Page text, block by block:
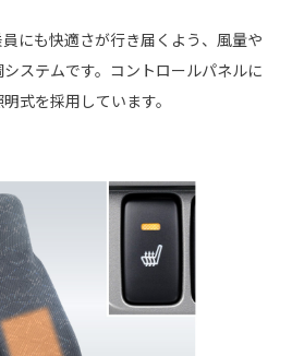
にも快適さが行き届くよう、風量や
ステムです。コントロールパネルに
式を採用しています。